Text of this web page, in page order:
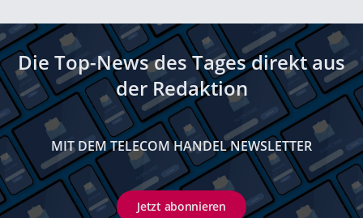
Die Top-News des Tages direkt aus
der Redaktion
MIT DEM TELECOM HANDEL NEWSLETTER
Jetzt abonnieren